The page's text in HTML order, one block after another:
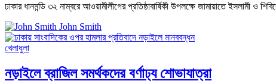
ঢাকার ধানমন্ডি ৩২ নাম্বরে আওয়ামীলীগের প্রতিষ্ঠাবার্ষিকী উপলক্ষে জামায়াতে ইসলামী ও
John Smith
খেলাধুলা
নড়াইলে ব্রাজিল সমর্থকদের বর্ণাঢ্য শোভাযাত্রা